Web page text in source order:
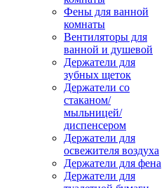
Фены для ванной
комнаты
Вентиляторы для
ванной и душевой
Держатели для
зубных щеток
Держатели со
стаканом/
мыльницей/
диспенсером
Держатели для
освежителя воздуха
Держатели для фена
Держатели для